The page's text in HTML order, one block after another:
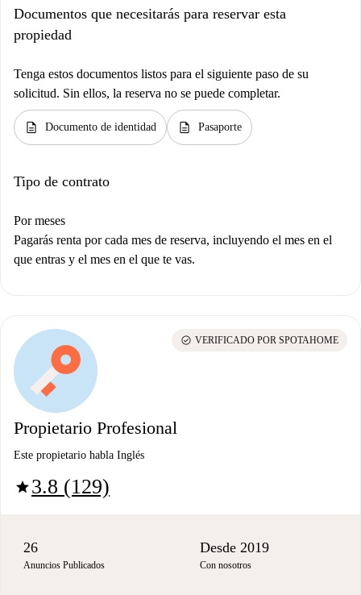
Documentos que necesitarás para reservar esta
propiedad
Tenga estos documentos listos para el siguiente paso de su
solicitud. Sin ellos, la reserva no se puede completar.
description Documento de identidad description Pasaporte
Tipo de contrato
Por meses
Pagarás renta por cada mes de reserva, incluyendo el mes en el
que entras y el mes en el que te vas.
Propietario Profesional
Este propietario habla Inglés
star3.8 (129)
check_circle VERIFICADO POR SPOTAHOME
26
Anuncios Publicados
Desde 2019
Con nosotros